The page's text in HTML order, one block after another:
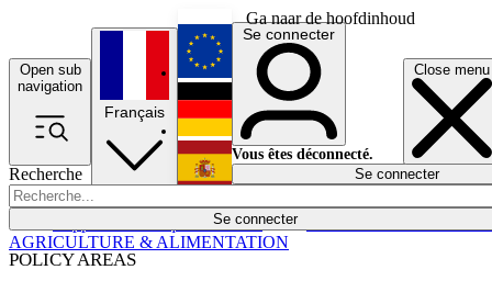
Ga naar de hoofdinhoud
Open sub
navigation
Close menu
Recherche
Se connecter
POLICY AREAS
Économie
Français
English
Deutsch
Español
Se connecter
Vous êtes déconnecté.
Se connecter
AGRICULTURE & ALIMENTATION